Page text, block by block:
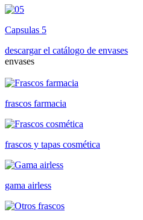
Capsulas 5
descargar el catálogo de envases
envases
frascos farmacia
frascos y tapas cosmética
gama airless